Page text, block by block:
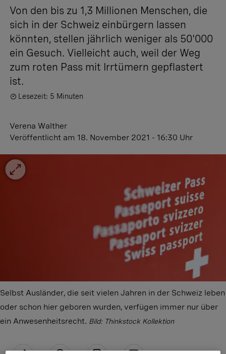
Von den bis zu 1,3 Millionen Menschen, die
sich in der Schweiz einbürgern lassen
könnten, stellen jährlich weniger als 50'000
ein Gesuch. Vielleicht auch, weil der Weg
zum roten Pass mit Irrtümern gepflastert
ist.
Lesezeit: 5 Minuten
Verena Walther
Veröffentlicht am 18. November 2021 - 16:30 Uhr
Selbst Ausländer, die seit vielen Jahren in der Schweiz leben
oder schon hier geboren wurden, verfügen immer nur über
ein Anwesenheitsrecht. Bild: Thinkstock Kollektion